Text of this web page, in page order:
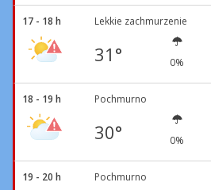
17 - 18 h Lekkie zachmurzenie
31° 0%
18 - 19 h Pochmurno
30° 0%
19 - 20 h Pochmurno